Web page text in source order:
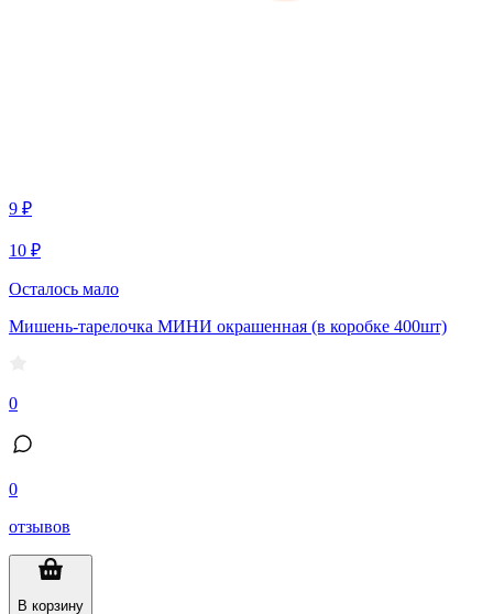
9 ₽
10 ₽
Осталось мало
Мишень-тарелочка МИНИ окрашенная (в коробке 400шт)
0
0
отзывов
В корзину